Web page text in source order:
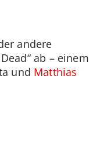
andere
ab – einem
und Matthias